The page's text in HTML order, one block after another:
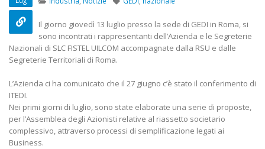
Il giorno giovedì 13 luglio presso la sede di GEDI in Roma, si
sono incontrati i rappresentanti dell’Azienda e le Segreterie
Nazionali di SLC FISTEL UILCOM accompagnate dalla RSU e dalle
Segreterie Territoriali di Roma.
L’Azienda ci ha comunicato che il 27 giugno c’è stato il conferimento di
ITEDI.
Nei primi giorni di luglio, sono state elaborate una serie di proposte,
per l’Assemblea degli Azionisti relative al riassetto societario
complessivo, attraverso processi di semplificazione legati ai
Business.
22 Ottobre 2022
Elezioni RSU TIM Servizi
Digitali
13 Ottobre 2022
Telecom: sciopero contro
21 Giugno 2022
Elezioni RSU
R.T.I.
Convenzione
20 Gennaio 2022